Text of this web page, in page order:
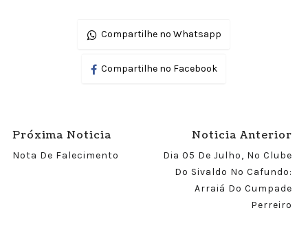
Compartilhe no Whatsapp
Compartilhe no Facebook
Próxima Noticia
Nota De Falecimento
Noticia Anterior
Dia 05 De Julho, No Clube
Do Sivaldo No Cafundo:
Arraiá Do Cumpade
Perreiro